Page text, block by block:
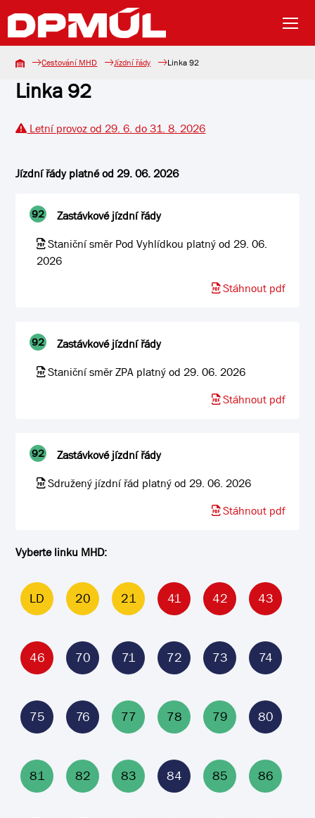
Cestování MHD Jízdní řády Linka 92
Linka 92
Letní provoz od 29. 6. do 31. 8. 2026
Jízdní řády platné od 29. 06. 2026
92
Zastávkové jízdní řády
Staniční směr Pod Vyhlídkou platný od 29. 06.
2026
Stáhnout pdf
92
Zastávkové jízdní řády
Staniční směr ZPA platný od 29. 06. 2026
Stáhnout pdf
92
Zastávkové jízdní řády
Sdružený jízdní řád platný od 29. 06. 2026
Stáhnout pdf
Vyberte linku MHD:
LD 20 21 41 42 43
46 70 71 72 73 74
75 76 77 78 79 80
81 82 83 84 85 86